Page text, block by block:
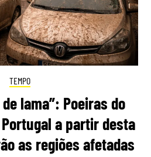
TEMPO
lama”: Poeiras do
Portugal a partir desta
as regiões afetadas